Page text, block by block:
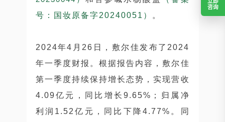
号：国妆原备字20240051）
。
2024年4月26日，敷尔佳发布了2024
年一季度财报。根据报告内容，敷尔佳
第一季度持续保持增长态势，实现营收
4.09亿元，同比增长9.65%；归属净
利润1.52亿元，同比下降4.77%。同
咨询